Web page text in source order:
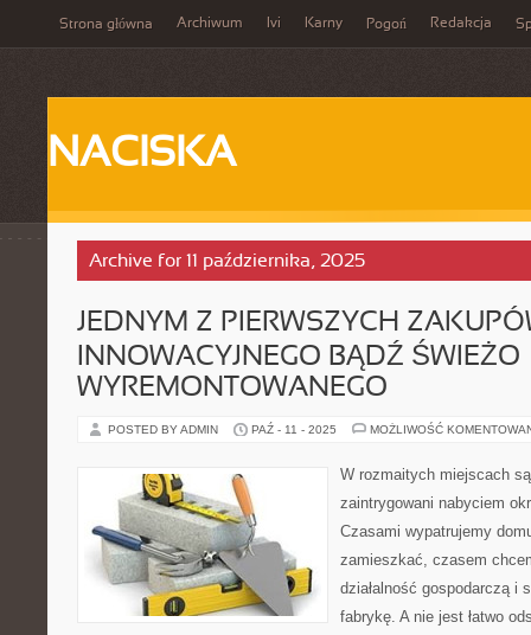
Strona główna Archiwum Ivi Karny Pogoń Redakcja
NACISKA
Archive for 11 października, 2025
JEDNYM Z PIERWSZYCH
INNOWACYJNEGO BĄDŹ ŚWIEŻO
WYREMONTOWANEGO
POSTED BY ADMIN PAŹ - 11 - 2025 MOŻLIWOŚĆ
W rozmaitych miejscach
zaintrygowani nabyciem
Czasami wypatrujemy
zamieszkać, czasem
działalność gospodarczą i
fabrykę. A nie jest łatwo